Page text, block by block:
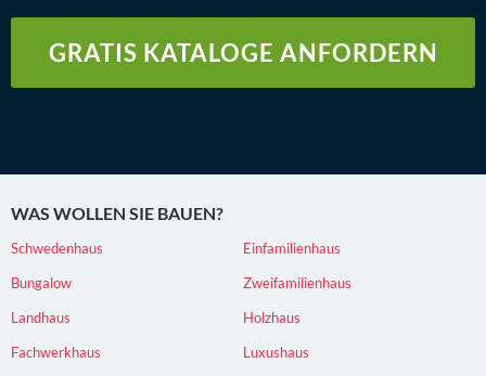
GRATIS KATALOGE ANFORDERN
WAS WOLLEN SIE BAUEN?
Schwedenhaus
Einfamilienhaus
Bungalow
Zweifamilienhaus
Landhaus
Holzhaus
Fachwerkhaus
Luxushaus